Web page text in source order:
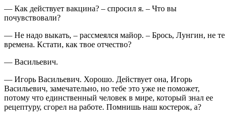
— Как действует вакцина? – спросил я. – Что вы
почувствовали?
— Не надо выкать, – рассмеялся майор. – Брось, Лунгин, не те
времена. Кстати, как твое отчество?
— Васильевич.
— Игорь Васильевич. Хорошо. Действует она, Игорь
Васильевич, замечательно, но тебе это уже не поможет,
потому что единственный человек в мире, который знал ее
рецептуру, сгорел на работе. Помнишь наш костерок, а?